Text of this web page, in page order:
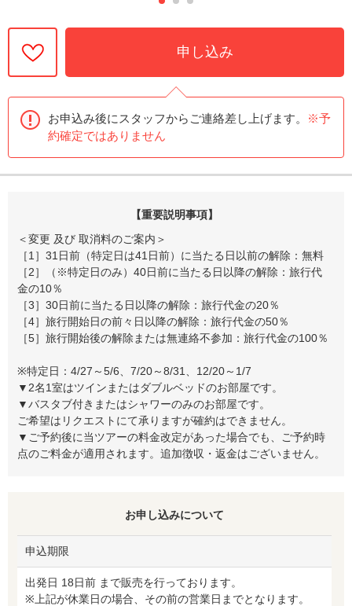
申し込み
お申込み後にスタッフからご連絡差し上げます。
※予
約確定ではありません
【重要説明事項】
＜変更 及び 取消料のご案内＞
［1］31日前（特定日は41日前）に当たる日以前の解除：無料
［2］（※特定日のみ）40日前に当たる日以降の解除：旅行代
金の10％
［3］30日前に当たる日以降の解除：旅行代金の20％
［4］旅行開始日の前々日以降の解除：旅行代金の50％
［5］旅行開始後の解除または無連絡不参加：旅行代金の100％
※特定日：4/27～5/6、7/20～8/31、12/20～1/7
▼2名1室はツインまたはダブルベッドのお部屋です。
▼バスタブ付きまたはシャワーのみのお部屋です。
ご希望はリクエストにて承りますが確約はできません。
▼ご予約後に当ツアーの料金改定があった場合でも、ご予約時
点のご料金が適用されます。追加徴収・返金はございません。
お申し込みについて
申込期限
出発日 18日前 まで販売を行っております。
※上記が休業日の場合、その前の営業日までとなります。